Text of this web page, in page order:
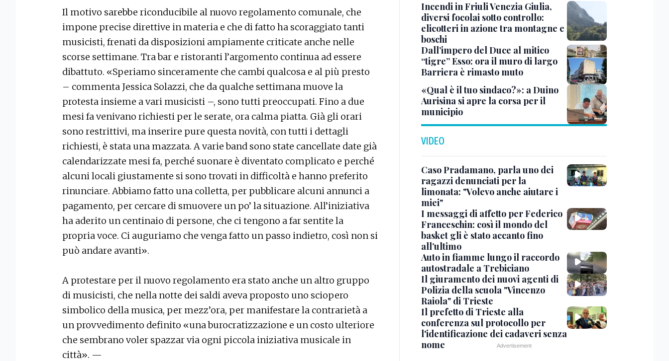
Il motivo sarebbe riconducibile al nuovo regolamento comunale, che
impone precise direttive in materia e che di fatto ha scoraggiato tanti
musicisti, frenati da disposizioni ampiamente criticate anche nelle
scorse settimane. Tra bar e ristoranti l’argomento continua ad essere
dibattuto. «Speriamo sinceramente che cambi qualcosa e al più presto
– commenta Jessica Solazzi, che da qualche settimana muove la
protesta insieme a vari musicisti –, sono tutti preoccupati. Fino a due
mesi fa venivano richiesti per le serate, ora calma piatta. Già gli orari
sono restrittivi, ma inserire pure questa novità, con tutti i dettagli
richiesti, è stata una mazzata. A varie band sono state cancellate date già
calendarizzate mesi fa, perché suonare è diventato complicato e perché
alcuni locali giustamente si sono trovati in difficoltà e hanno preferito
rinunciare. Abbiamo fatto una colletta, per pubblicare alcuni annunci a
pagamento, per cercare di smuovere un po’ la situazione. All’iniziativa
ha aderito un centinaio di persone, che ci tengono a far sentite la
propria voce. Ci auguriamo che venga fatto un passo indietro, così non si
può andare avanti».
A protestare per il nuovo regolamento era stato anche un altro gruppo
di musicisti, che nella notte dei saldi aveva proposto uno sciopero
simbolico della musica, per mezz’ora, per manifestare la contrarietà a
un provvedimento definito «una burocratizzazione e un costo ulteriore
che sembrano voler spazzar via ogni piccola iniziativa musicale in
città». —
Incendi in Friuli Venezia Giulia,
diversi focolai sotto controllo:
elicotteri in azione tra montagne e
boschi
Dall’impero del Duce al mitico
“tigre” Esso: ora il muro di largo
Barriera è rimasto muto
«Qual è il tuo sindaco?»: a Duino
Aurisina si apre la corsa per il
municipio
VIDEO
Caso Pradamano, parla uno dei
ragazzi denunciati per la
limonata: "Volevo anche aiutare i
miei"
I messaggi di affetto per Federico
Franceschin: così il mondo del
basket gli è stato accanto fino
all’ultimo
Auto in fiamme lungo il raccordo
autostradale a Trebiciano
Il giuramento dei nuovi agenti di
Polizia della scuola "Vincenzo
Raiola" di Trieste
Il prefetto di Trieste alla
conferenza sul protocollo per
l'identificazione dei cadaveri senza
nome